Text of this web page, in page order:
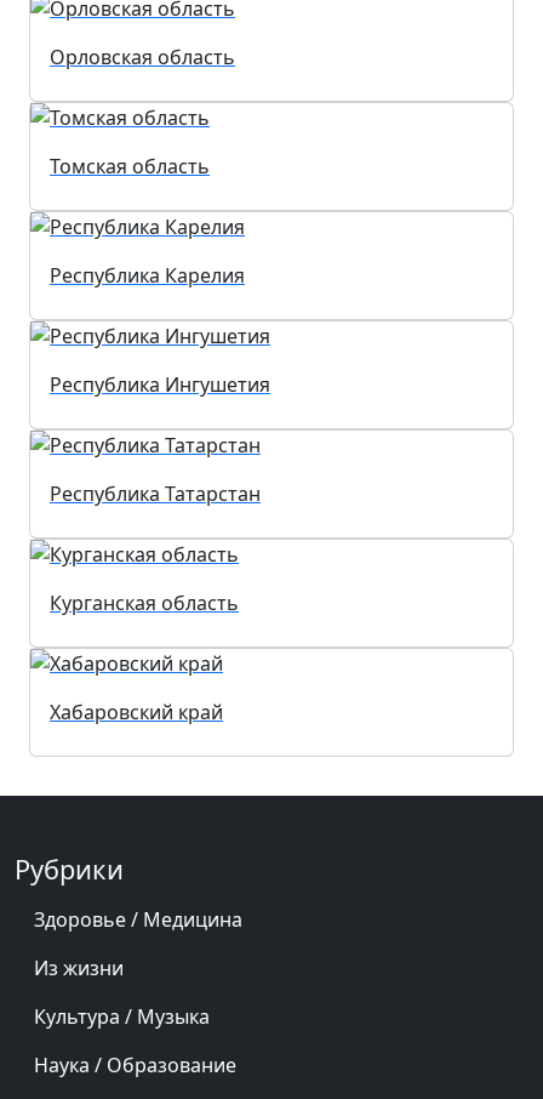
Орловская область
Томская область
Республика Карелия
Республика Ингушетия
Республика Татарстан
Курганская область
Хабаровский край
Рубрики
Здоровье / Медицина
Из жизни
Культура / Музыка
Наука / Образование